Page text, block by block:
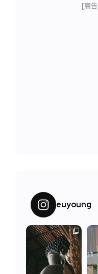
[廣
euyoung